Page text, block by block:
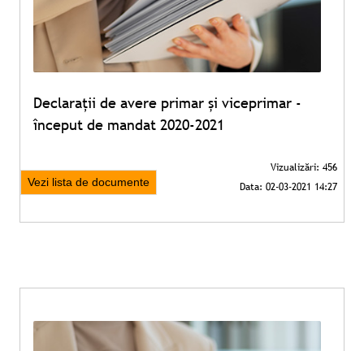
Declarații de avere primar și viceprimar -
început de mandat 2020-2021
Vezi lista de documente